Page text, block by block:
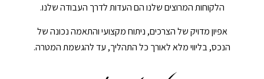
הלקוחות המרוצים שלנו הם העדות לדרך העבודה שלנו.
אפיון מדויק של הצרכים, ניתוח מקצועי והתאמה נכונה של
הנכס, בליווי מלא לאורך כל התהליך, עד להגשמת המטרה.